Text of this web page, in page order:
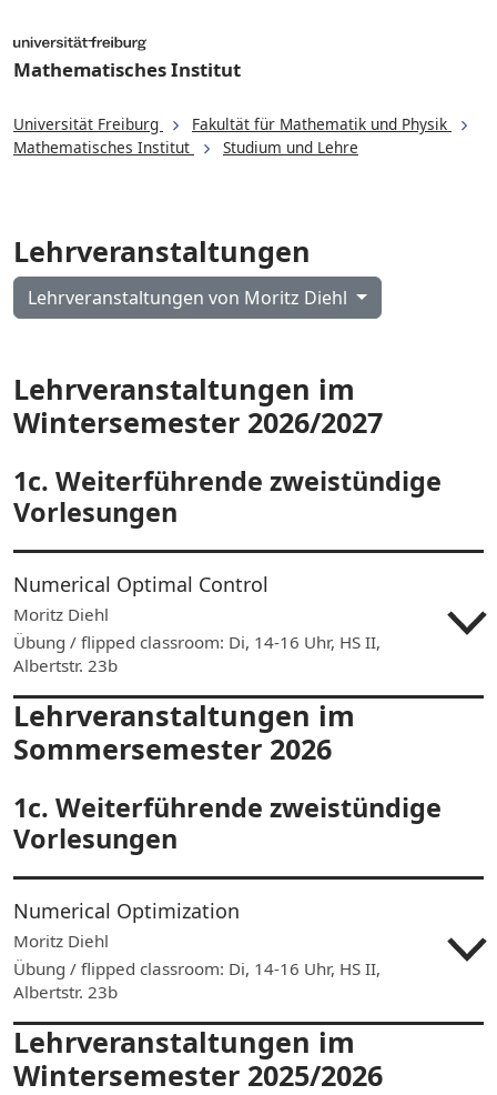
Mathematisches Institut
Universität Freiburg
Fakultät für Mathematik und Physik
Mathematisches Institut
Studium und Lehre
Lehrveranstaltungen
Lehrveranstaltungen von Moritz Diehl
Lehrveranstaltungen im
Wintersemester 2026/2027
1c. Weiterführende zweistündige
Vorlesungen
Numerical Optimal Control
Moritz Diehl
Übung / flipped classroom: Di, 14-16 Uhr, HS II,
Albertstr. 23b
Lehrveranstaltungen im
Sommersemester 2026
1c. Weiterführende zweistündige
Vorlesungen
Numerical Optimization
Moritz Diehl
Übung / flipped classroom: Di, 14-16 Uhr, HS II,
Albertstr. 23b
Lehrveranstaltungen im
Wintersemester 2025/2026